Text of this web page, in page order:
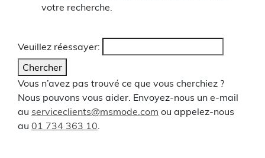
votre recherche.
Veuillez réessayer:
Chercher
Vous n’avez pas trouvé ce que vous cherchiez ?
Nous pouvons vous aider. Envoyez-nous un e-mail
au serviceclients@msmode.com ou appelez-nous
au 01 734 363 10